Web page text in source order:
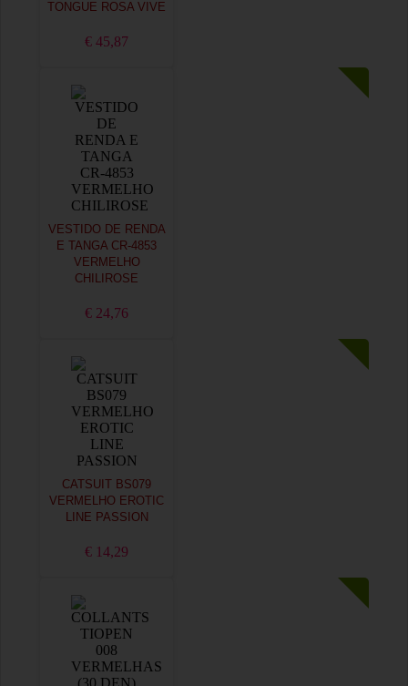
TONGUE ROSA VIVE
€ 45,87
VESTIDO DE RENDA
E TANGA CR-4853
VERMELHO
CHILIROSE
€ 24,76
CATSUIT BS079
VERMELHO EROTIC
LINE PASSION
€ 14,29